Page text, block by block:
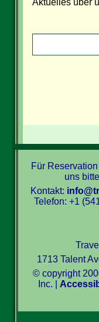
Für
uns
Kontakt:
Telefon: +1
1713 Talent
© copyright
Inc. |